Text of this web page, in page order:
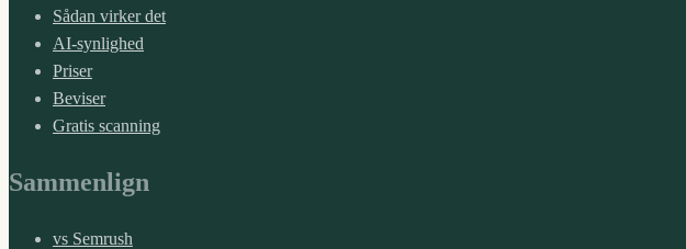
Sådan virker det
AI-synlighed
Priser
Beviser
Gratis scanning
Sammenlign
vs Semrush